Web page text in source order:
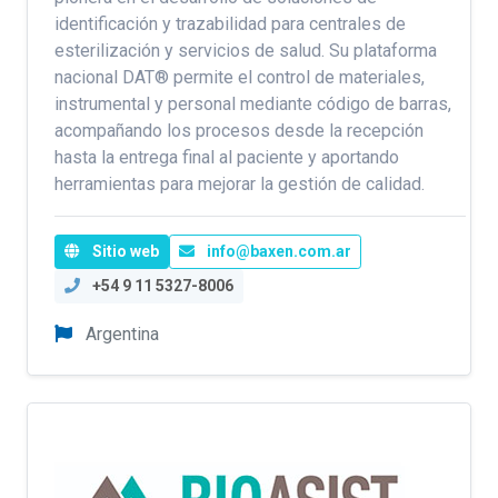
identificación y trazabilidad para centrales de
esterilización y servicios de salud. Su plataforma
nacional DAT® permite el control de materiales,
instrumental y personal mediante código de barras,
acompañando los procesos desde la recepción
hasta la entrega final al paciente y aportando
herramientas para mejorar la gestión de calidad.
Sitio web
info@baxen.com.ar
+54 9 11 5327-8006
Argentina